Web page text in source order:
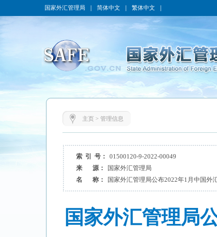
国家外汇管理局 简体中文 繁体中文
主页> 管理信息
索 引 号：
01500120-9-2022-00049
来 源：
国家外汇管理局
名 称：
国家外汇管理局公布2022年1月中国外
国家外汇管理局